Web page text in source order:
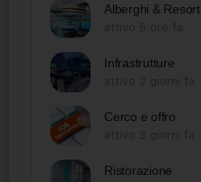
Alberghi & Resort
Infrastrutture
Cerco e offro
Ristorazione